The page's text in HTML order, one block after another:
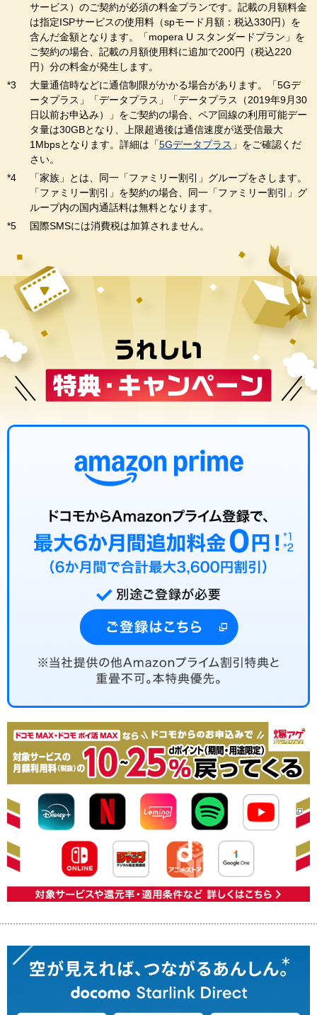
サービス）のご契約が必須の料金プランです。記載の月額料金
は指定ISPサービスの使用料（spモード月額：税込330円）を
含んだ金額となります。「mopera U スタンダードプラン」を
ご契約の場合、記載の月額使用料に追加で200円（税込220
円）分の料金が発生します。
大量通信時などに通信制限がかかる場合があります。「5Gデ
ータプラス」「データプラス」「データプラス（2019年9月30
日以前お申込み）」をご契約の場合、ペア回線の利用可能デー
タ量は30GBとなり、上限超過後は通信速度が送受信最大
1Mbpsとなります。詳細は「5Gデータプラス 」をご確認くだ
さい。
「家族」とは、同一「ファミリー割引」グループをさします。
「ファミリー割引」を契約の場合、同一「ファミリー割引」グ
ループ内の国内通話料は無料となります。
国際SMSには消費税は加算されません。